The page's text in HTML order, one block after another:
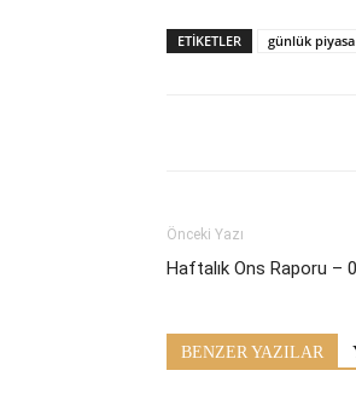
ETİKETLER günlük
Önceki Yazı
Haftalık Ons Raporu –
BENZER YAZILAR